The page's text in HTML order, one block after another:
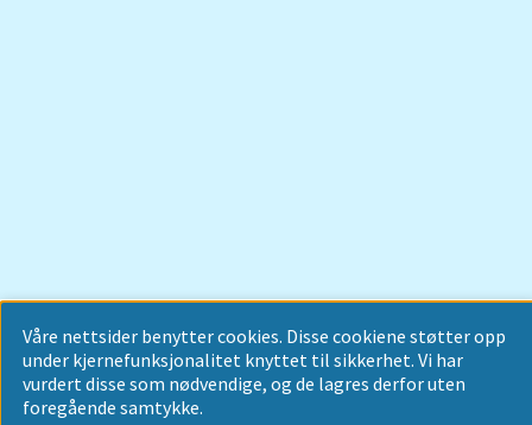
Våre nettsider benytter cookies. Disse cookiene støtter opp
under kjernefunksjonalitet knyttet til sikkerhet. Vi har
vurdert disse som nødvendige, og de lagres derfor uten
foregående samtykke.